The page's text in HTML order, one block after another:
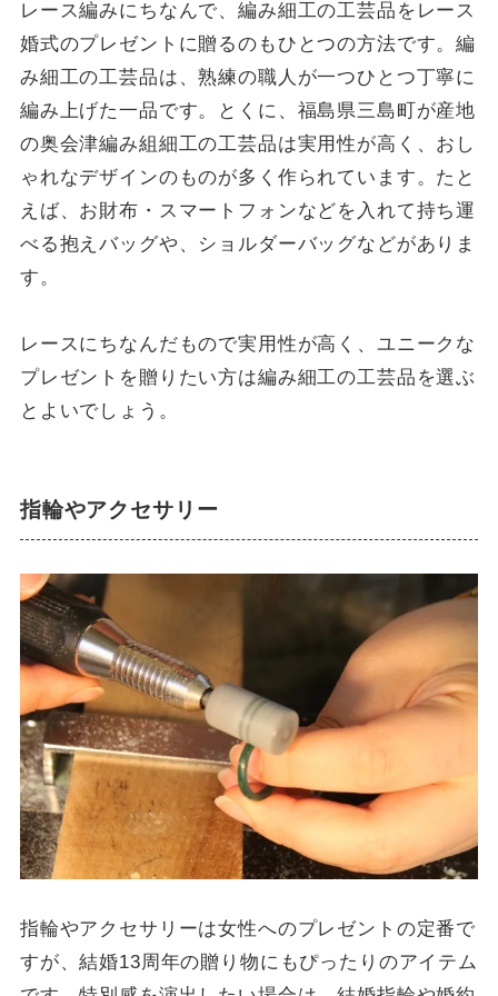
レース編みにちなんで、編み細工の工芸品をレース
婚式のプレゼントに贈るのもひとつの方法です。編
み細工の工芸品は、熟練の職人が一つひとつ丁寧に
編み上げた一品です。とくに、福島県三島町が産地
の奥会津編み組細工の工芸品は実用性が高く、おし
ゃれなデザインのものが多く作られています。たと
えば、お財布・スマートフォンなどを入れて持ち運
べる抱えバッグや、ショルダーバッグなどがありま
す。
レースにちなんだもので実用性が高く、ユニークな
プレゼントを贈りたい方は編み細工の工芸品を選ぶ
とよいでしょう。
指輪やアクセサリー
指輪やアクセサリーは女性へのプレゼントの定番で
すが、結婚13周年の贈り物にもぴったりのアイテム